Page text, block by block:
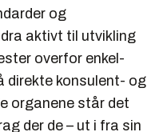
og
aktivt til utvikling
overfor enkel-
direkte konsulent- og
organene står det
der de – ut i fra sin